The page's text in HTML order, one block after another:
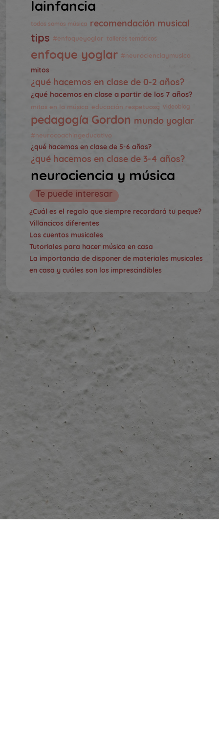
lainfancia
todos somos música recomendación musical
tips #enfoqueyoglar talleres temáticos
enfoque yoglar #neurocienciaymusica
mitos
¿qué hacemos en clase de 0-2 años?
¿qué hacemos en clase a partir de los 7 años?
mitos en la música educación respetuosa videoblog
pedagogía Gordon mundo yoglar
#neurocoachingeducativo
¿qué hacemos en clase de 5-6 años?
¿qué hacemos en clase de 3-4 años?
neurociencia y música
Te puede interesar
¿Cuál es el regalo que siempre recordará tu peque?
Villancicos diferentes
Los cuentos musicales
Tutoriales para hacer música en casa
La importancia de disponer de materiales musicales
en casa y cuáles son los imprescindibles